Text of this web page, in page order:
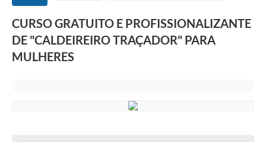
CURSO GRATUITO E PROFISSIONALIZANTE
DE "CALDEIREIRO TRAÇADOR" PARA
MULHERES